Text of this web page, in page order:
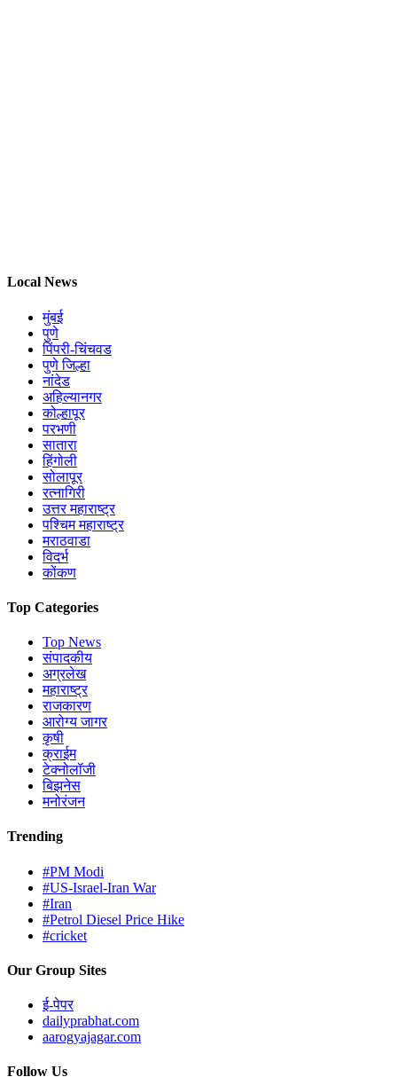
Local News
मुंबई
पुणे
पिंपरी-चिंचवड
पुणे जिल्हा
नांदेड
अहिल्यानगर
कोल्हापूर
परभणी
सातारा
हिंगोली
सोलापूर
रत्नागिरी
उत्तर महाराष्ट्र
पश्चिम महाराष्ट्र
मराठवाडा
विदर्भ
कोंकण
Top Categories
Top News
संपादकीय
अग्रलेख
महाराष्ट्र
राजकारण
आरोग्य जागर
कृषी
क्राईम
टेक्नोलॉजी
बिझनेस
मनोरंजन
Trending
#PM Modi
#US-Israel-Iran War
#Iran
#Petrol Diesel Price Hike
#cricket
Our Group Sites
ई-पेपर
dailyprabhat.com
aarogyajagar.com
Follow Us